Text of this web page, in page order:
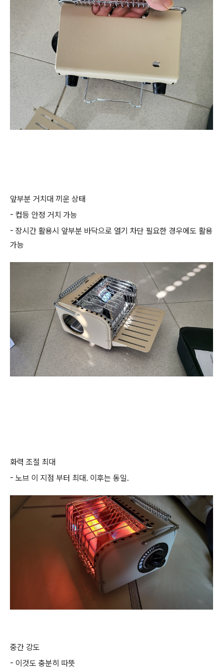
앞부분 거치대 끼운 상태
- 컵등 안정 거치 가능
- 장시간 활용시 앞부분 바닥으로 열기 차단 필요한 경우에도 활용
가능
화력 조절 최대
- 노브 이 지점 부터 최대. 이후는 동일.
중간 강도
- 이것도 충분히 따뜻